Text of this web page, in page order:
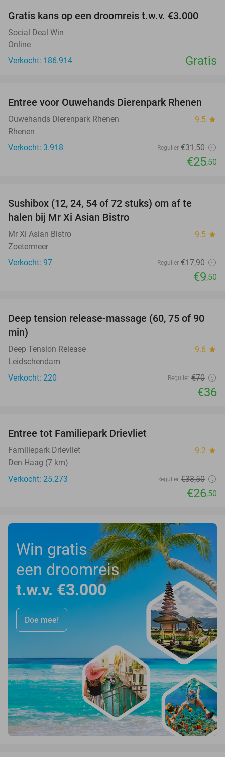
Gratis kans op een droomreis t.w.v. €3.000
Social Deal Win
Online
Verkocht: 186.914
Gratis
19%
Entree voor Ouwehands Dierenpark Rhenen
Ouwehands Dierenpark Rhenen 9.5 star
Rhenen
Verkocht: 3.918
Regulier €31,50
€25,50
Sushibox (12, 24, 54 of 72 stuks) om af te
halen bij Mr Xi Asian Bistro
Mr Xi Asian Bistro 9.5 star
Zoetermeer
Verkocht: 97
Regulier €17,90
€9,50
49%
Deep tension release-massage (60, 75 of 90
min)
Deep Tension Release 9.6 star
Leidschendam
Verkocht: 220
Regulier €70
€36
Entree tot Familiepark Drievliet
Familiepark Drievliet 9.2 star
Den Haag (7 km)
Verkocht: 25.273
Regulier €33,50
€26,50
Win gratis
een droomreis
t.w.v. €3.000
Doe mee!